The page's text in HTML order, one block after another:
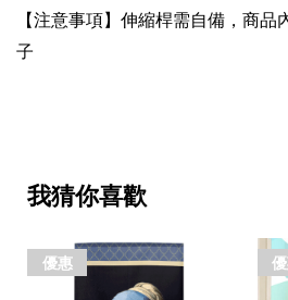
【注意事項】伸縮桿需自備，商
子
我猜你喜歡
優惠